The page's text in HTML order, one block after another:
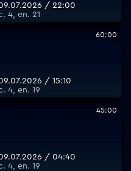
/ 22:00
4, еп. 21
60:00
/ 15:10
4, еп. 19
45:00
/ 04:40
4, еп. 19